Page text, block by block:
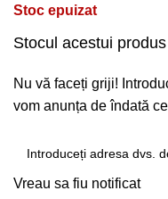
Stoc epuizat
Stocul acestui
Nu vă faceți griji!
vom anunța de îndată
Vreau sa fiu notificat